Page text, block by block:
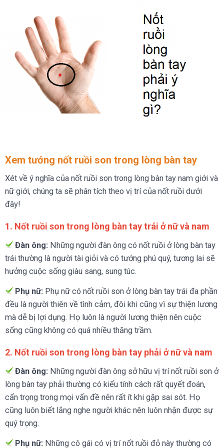
Xem tướng nốt ruồi son trong lòng bàn tay
Xét về ý nghĩa của nốt ruồi son trong lòng bàn tay nam giới và
nữ giới, chúng ta sẽ phân tích theo vị trí của nốt ruồi dưới
đây!
1. Nốt ruồi son trong lòng bàn tay trái ở nữ và nam
Đàn ông: Những người đàn ông có nốt ruồi ở lòng bàn tay
trái thường là người tài giỏi và có tướng phú quý, tương lai sẽ
hưởng cuộc sống giàu sang, sung túc.
Phụ nữ: Phụ nữ có nốt ruồi son ở lòng bàn tay trái đa phần
đều là người thiên về tình cảm, đôi khi cũng vì sự thiện lương
mà dễ bị lợi dụng. Họ luôn là người lương thiện nên cuộc
sống cũng không có quá nhiều thăng trầm.
2. Nốt ruồi son trong lòng bàn tay phải ở nữ và nam
Đàn ông: Những người đàn ông sở hữu vị trí nốt ruồi son ở
lòng bàn tay phải thường có kiểu tính cách rất quyết đoán,
cẩn trọng trong mọi vấn đề nên rất ít khi gặp sai sót. Họ
cũng luôn biết lắng nghe người khác nên luôn nhận được sự
quý trọng.
Phụ nữ: Những cô gái có vị trí nốt ruồi đỏ này thường có